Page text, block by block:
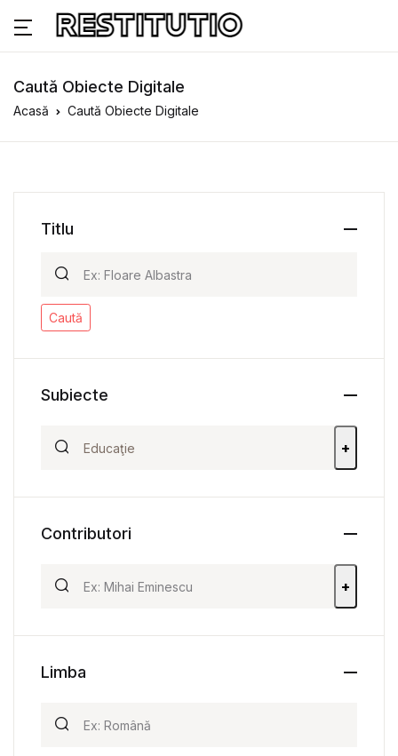
Caută Obiecte Digitale
Acasă Caută Obiecte Digitale
Titlu
Caută
Subiecte
+
Contributori
+
Limba